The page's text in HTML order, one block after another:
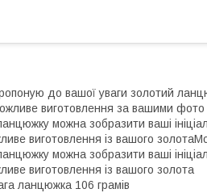
до вашої уваги золотий
виготовлення за вашими фото
можна зобразити ваші
виготовлення із вашого
можна зобразити ваші
виготовлення із вашого золота
ланцюжка 106 грамів